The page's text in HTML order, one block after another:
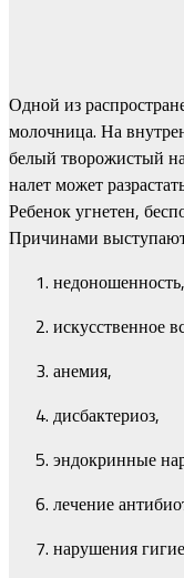
Одной из
молочница. На
белый творожистый
налет может
Ребенок угнетен,
Причинами
недоношенность,
искусственное
анемия,
дисбактериоз,
эндокринные
лечение
нарушения